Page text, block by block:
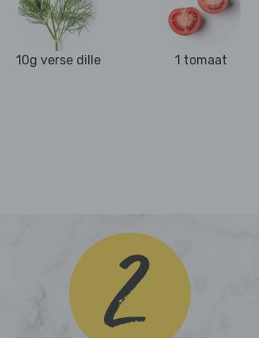
10g verse dille 1 tomaat